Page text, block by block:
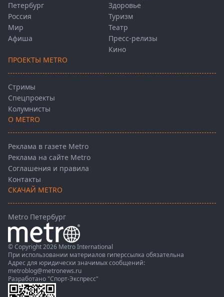
Петербург
Россия
Мир
Афиша
Здоровье
Туризм
Театр
Пресс-релизы
Кино
ПРОЕКТЫ METRO
Стримы
Спецпроекты
Колумнисты
О METRO
Реклама в газете Metro
Реклама на сайте Metro
Соглашения и правила
Контакты
СКАЧАЙ METRO
Metro Петербург
© Copyright 2026 Metro International
При использовании материалов гиперссылка обязательна
Адрес для юридически значимых сообщений:
metroblog@metronews.ru
Разработано "Спорт-Экспресс"